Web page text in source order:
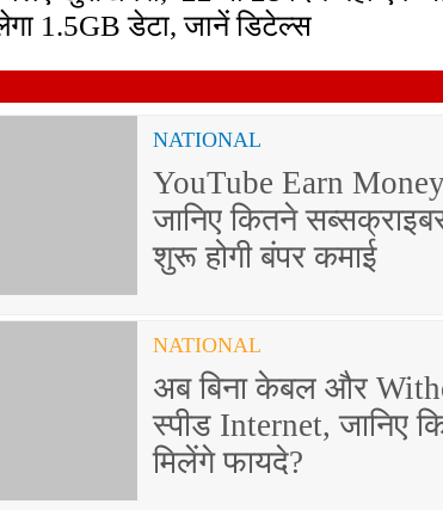
1.5GB डेटा, जानें डिटेल्स
NATIONAL
YouTube Earn
जानिए कितने
शुरू होगी बंपर कमाई
NATIONAL
अब बिना केबल और
स्पीड Internet, जानिए
मिलेंगे फायदे?